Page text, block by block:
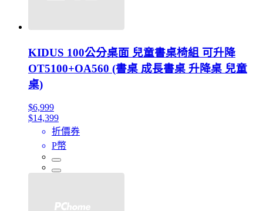
KIDUS 100公分桌面 兒童書桌椅組 可升降
OT5100+OA560 (書桌 成長書桌 升降桌 兒童
桌)
$6,999
$14,399
折價券
P幣